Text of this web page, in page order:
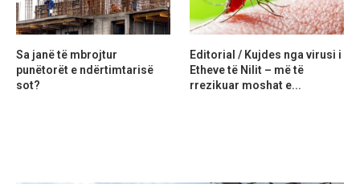
Sa janë të mbrojtur
punëtorët e ndërtimtarisë
sot?
Editorial / Kujdes nga virusi i
Etheve të Nilit – më të
rrezikuar moshat e...